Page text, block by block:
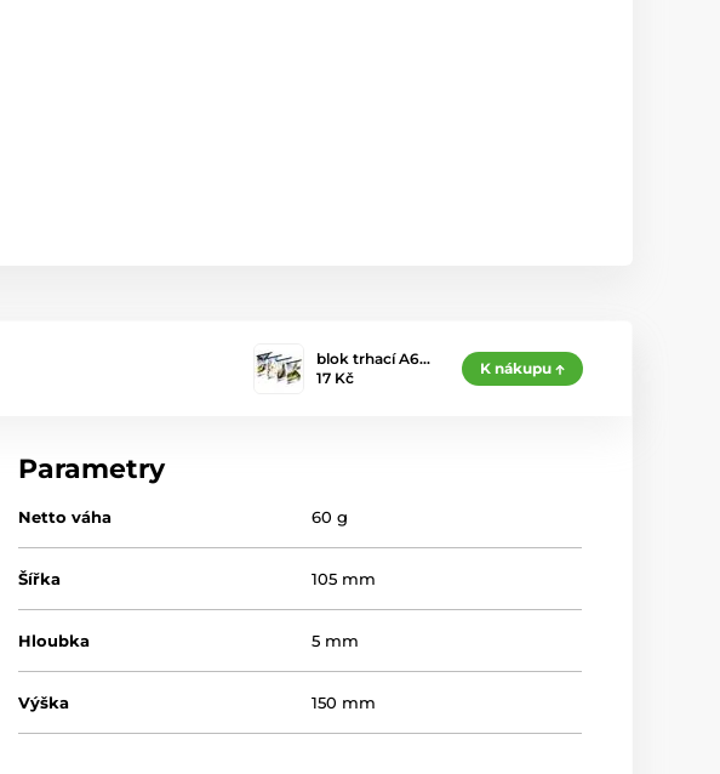
blok trhací A6…
17 Kč
K nákupu
Parametry
Netto váha 60 g
Šířka 105 mm
Hloubka 5 mm
Výška 150 mm